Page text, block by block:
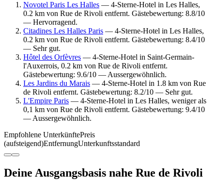
Novotel Paris Les Halles — 4-Sterne-Hotel in Les Halles,
0.2 km von Rue de Rivoli entfernt. Gästebewertung: 8.8/10
— Hervorragend.
Citadines Les Halles Paris — 4-Sterne-Hotel in Les Halles,
0.2 km von Rue de Rivoli entfernt. Gästebewertung: 8.4/10
— Sehr gut.
Hôtel des Orfèvres — 4-Sterne-Hotel in Saint-Germain-
l'Auxerrois, 0.2 km von Rue de Rivoli entfernt.
Gästebewertung: 9.6/10 — Aussergewöhnlich.
Les Jardins du Marais — 4-Sterne-Hotel in 1.8 km von Rue
de Rivoli entfernt. Gästebewertung: 8.2/10 — Sehr gut.
L'Empire Paris — 4-Sterne-Hotel in Les Halles, weniger als
0,1 km von Rue de Rivoli entfernt. Gästebewertung: 9.4/10
— Aussergewöhnlich.
Empfohlene UnterkünftePreis
(aufsteigend)EntfernungUnterkunftsstandard
Deine Ausgangsbasis nahe Rue de Rivoli